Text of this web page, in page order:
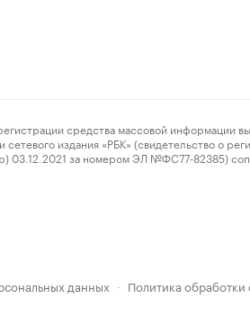
средства массовой информации
издания «РБК» (свидетельство о
03.12.2021 за номером ЭЛ №ФС77-82385)
данных · Политика